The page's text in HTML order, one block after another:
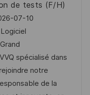
c
h
a
g
e
de tests (F/H)
07-10
Logiciel
spécialisé dans
notre
de la